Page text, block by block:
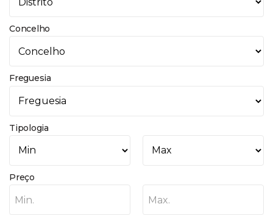
Concelho
Freguesia
Tipologia
Preço
Min. Max.